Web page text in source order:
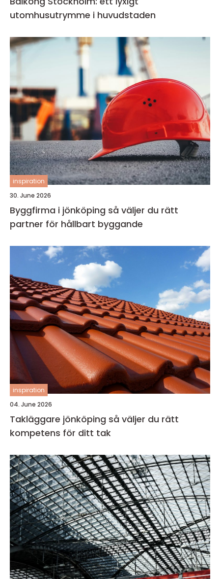
utomhusutrymme i huvudstaden
inspiration
30. June 2026
Byggfirma i jönköping så väljer du rätt
partner för hållbart byggande
inspiration
04. June 2026
Takläggare jönköping så väljer du rätt
kompetens för ditt tak